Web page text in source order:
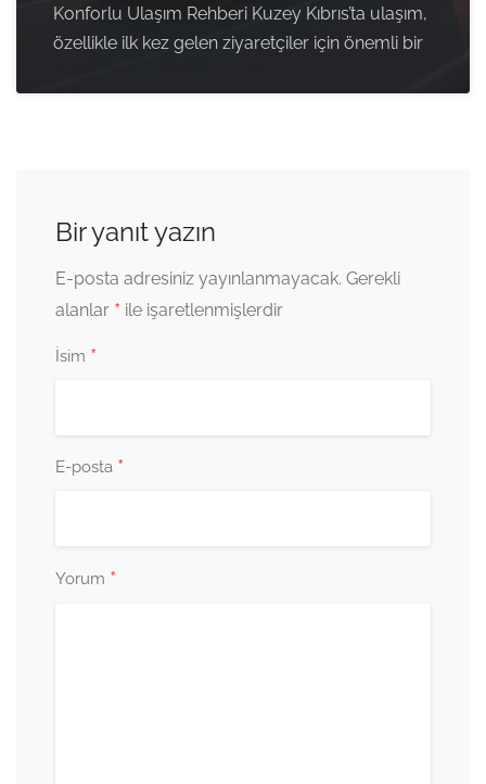
Konforlu Ulaşım Rehberi Kuzey Kıbrıs’ta ulaşım,
özellikle ilk kez gelen ziyaretçiler için önemli bir
Bir yanıt yazın
E-posta adresiniz yayınlanmayacak. Gerekli
alanlar * ile işaretlenmişlerdir
İsim *
E-posta *
Yorum *